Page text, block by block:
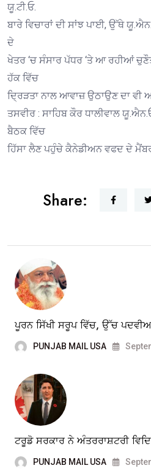
ਯੂ.ਟੀ.ਓ.
ਬਾਰੇ ਵਿਚਾਰਾਂ ਦੀ ਸਾਂਝ ਪਾਈ, ਉੱਥੇ
ਦੇ
ਖੇਤਰ ‘ਚ ਸੰਸਾਰ ਪੱਧਰ ‘ਤੇ ਆ ਰਹੀਆਂ
ਹੱਕ ਵਿੱਚ
ਦ੍ਰਿੜਤਾ ਨਾਲ ਆਵਾਜ਼ ਉਠਾਉਣ ਦਾ ਵੀ
ਤਸਵੀਰ : ਸਾਹਿਬ ਕੌਰ ਧਾਲੀਵਾਲ
ਬੈਠਕ ਵਿੱਚ
ਹਿੱਸਾ ਲੈਣ ਪਹੁੰਚੇ ਕੈਨੇਡੀਅਨ ਵਫਦ ਦੇ
Share:
ਪੂਰਨ ਸਿੱਖੀ ਸਰੂਪ ਵਿੱਚ, ਉੱਚ
PUNJAB MAIL USA
ਟਰੂਡੋ ਸਰਕਾਰ ਨੇ ਅੰਤਰਰਾਸ਼ਟਰੀ
PUNJAB MAIL USA